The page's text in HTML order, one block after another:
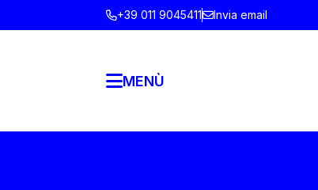
+39 011 9045411 Invia email
MENÙ